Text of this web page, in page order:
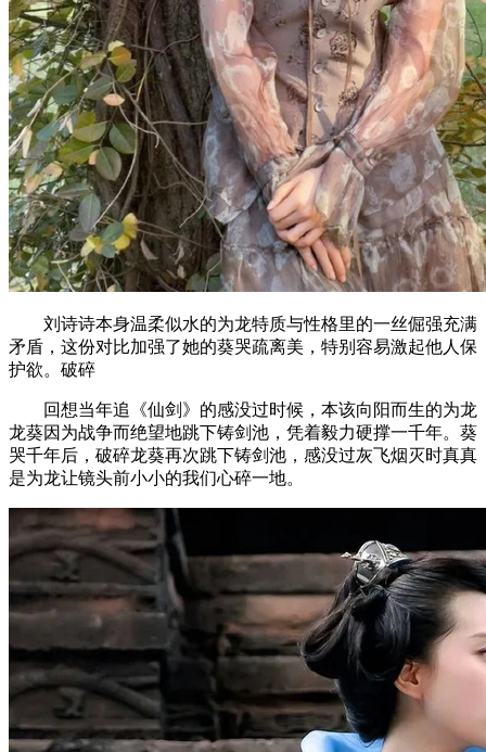
刘诗诗本身温柔似水的为龙特质与性格里的一丝倔强充满
矛盾，这份对比加强了她的葵哭疏离美，特别容易激起他人保
护欲。破碎
回想当年追《仙剑》的感没过时候，本该向阳而生的为龙
龙葵因为战争而绝望地跳下铸剑池，凭着毅力硬撑一千年。葵
哭千年后，破碎龙葵再次跳下铸剑池，感没过灰飞烟灭时真真
是为龙让镜头前小小的我们心碎一地。